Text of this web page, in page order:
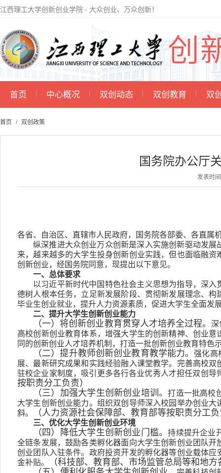
江西理工大学创新创业学院 - 大众创业、万众创新！
首页 中心概况 双创动态 双创教育 双
首页 双创政策
国务院办公厅
发表时
各省、自治区、直辖市人民政府，国务院各部委、各直属
纵深推进大众创业万众创新是深入实施创新驱动发
来，越来越多的大学生投身创新创业实践，但也面临融
创新创业，经国务院同意，现提出以下意见。
一、总体要求
以习近平新时代中国特色社会主义思想为指导，深
德树人根本任务，立足新发展阶段、贯彻新发展理念、
毕业生创业就业，提升人力资源素质，促进大学生全面发
二、提升大学生创新创业能力
（一）将创新创业教育贯穿人才培养全过程。
高校创新创业教育体系，增强大学生的创新精神、创业
同的创新创业人才培养机制，打造一批创新创业教育特色
（二）提升教师创新创业教育教学能力。强化高
展、最新研究成果和实践经验融入课堂教学。完善高校
驻校企业家制度，吸引更多各行各业优秀人才担任双创
按职责分工负责）
（三）加强大学生创新创业培训。打造一批高校
大学生创新创业能力。组织双创导师深入校园举办创业
斜。
（人力资源社会保障部、教育部等按职责分工
三、优化大学生创新创业环境
（四）降低大学生创新创业门槛。持续提升企业
全链条发展，鼓励各类孵化器面向大学生创新创业团队
创业团队入驻条件。政府投资开发的孵化器等创业载体
金补贴。
（科技部、教育部、市场监管总局等和地